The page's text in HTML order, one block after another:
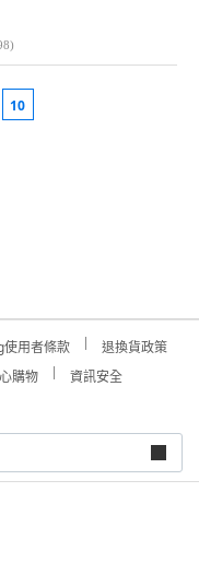
)
10
用者條款
退換貨政策
購物
資訊安全